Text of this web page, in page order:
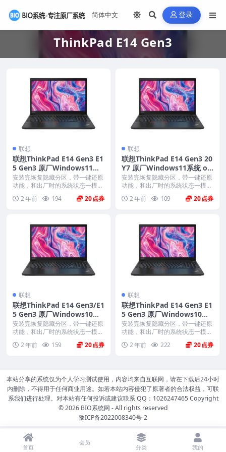
登录
ThinkPad E14 Gen3
联想
联想ThinkPad E14 Gen3 E1
5 Gen3 原厂Windows11家
庭版 oem系统镜像下载
安装完恢复隐藏分区，带一键还原
功能，和出厂时的系统状态一模一
2 年前 194 20
联想
联想ThinkPad E14 Gen3 20
Y7 原厂Windows11系统 oe
m系统镜像下载
安装完恢复隐藏分区，带一键还原
功能，和出厂时的系统状态一模一
2 年前 109 20
联想
联想ThinkPad E14 Gen3/E1
5 Gen3 原厂Windows10专
业版 oem系统镜像下载
安装完恢复隐藏分区，带一键还原
功能，和出厂时的系统状态一模一
2 年前 159 20
联想
联想ThinkPad E14 Gen3 E1
5 Gen3 原厂Windows10家
庭版 oem系统镜像下载
安装完恢复隐藏分区，带一键还原
功能，和出厂时的系统状态一模一
2 年前 222 20
本站分享的系统仅为个人学习测试使用，内容均来自互联网，请在下载后24小时
内删除，不得用于任何商业用途。如若本站内容侵犯了原著者的合法权益，可联
系我们进行处理。对本站有任何投诉或建议联系 QQ：1026247465 Copyright
© 2026 BIO系统网 - All rights reserved
豫ICP备2022008340号-2
首页
会员
分类 我的